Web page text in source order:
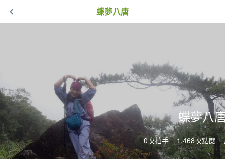
蝶夢八唐
蝶夢八
0次拍手 1,468次點閱